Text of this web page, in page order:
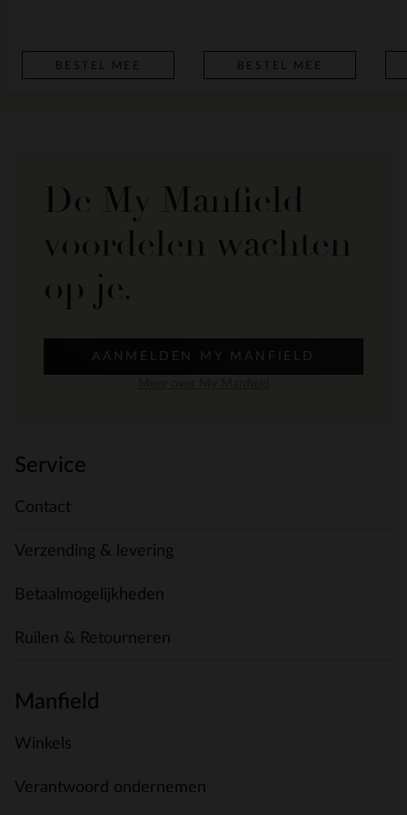
BESTEL MEE BESTEL MEE
De My Manfield
voordelen wachten
op je.
AANMELDEN MY MANFIELD
Service
Contact
Verzending & levering
Betaalmogelijkheden
Ruilen & Retourneren
Manfield
Winkels
Verantwoord ondernemen